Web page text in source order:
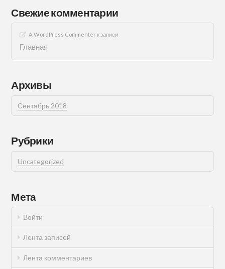
Свежие комментарии
A WordPress Commenterк записи
Главная
Архивы
Сентябрь 2018
Рубрики
Uncategorized
Мета
Войти
Лента записей
Лента комментариев